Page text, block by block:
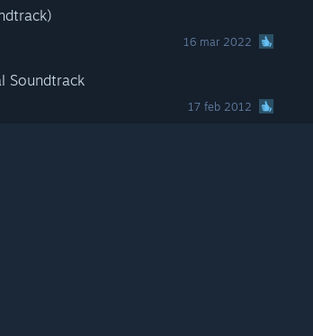
16 mar 2022
Soundtrack
17 feb 2012